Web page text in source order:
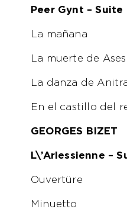
Peer Gynt – Suite
La mañana
La muerte de Ases
La danza de
En el castillo del
GEORGES BIZET
L\’Arlessienne –
Ouvertüre
Minuetto